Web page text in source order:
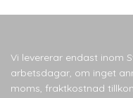
Vi levererar endast inom
arbetsdagar, om inget
moms, fraktkostnad